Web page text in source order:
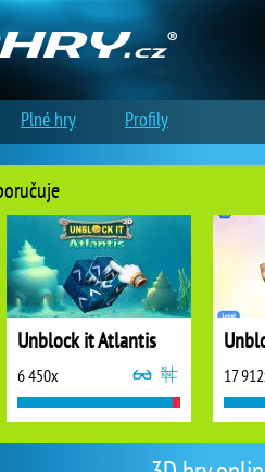
Unblock it Atlantis
6 450x 17
Plné hry Profily